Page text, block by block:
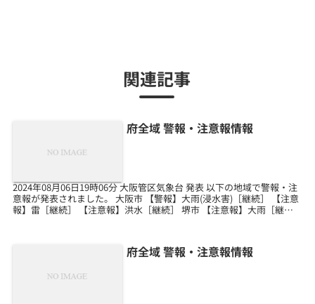
関連記事
府全域 警報・注意報情報
2024年08月06日19時06分 大阪管区気象台 発表 以下の地域で警報・注
意報が発表されました。 大阪市 【警報】大雨(浸水害)［継続］ 【注意
報】雷［継続］ 【注意報】洪水［継続］ 堺市 【注意報】大雨［継
府全域 警報・注意報情報